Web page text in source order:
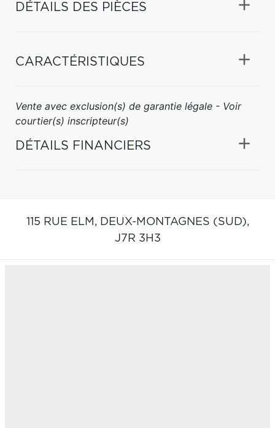
DÉTAILS DES PIÈCES
CARACTÉRISTIQUES
Vente avec exclusion(s) de garantie légale - Voir
courtier(s) inscripteur(s)
DÉTAILS FINANCIERS
115 RUE ELM, DEUX-MONTAGNES (SUD),
J7R 3H3